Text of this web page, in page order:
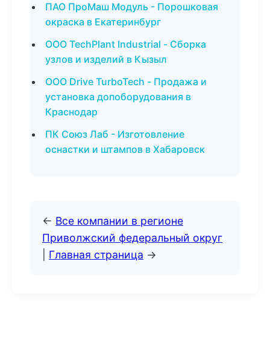
ПАО ПроМаш Модуль - Порошковая
окраска в Екатеринбург
ООО TechPlant Industrial - Сборка
узлов и изделий в Кызыл
ООО Drive TurboTech - Продажа и
установка допоборудования в
Краснодар
ПК Союз Лаб - Изготовление
оснастки и штампов в Хабаровск
← Все компании в регионе
Приволжский федеральный округ
Главная страница →